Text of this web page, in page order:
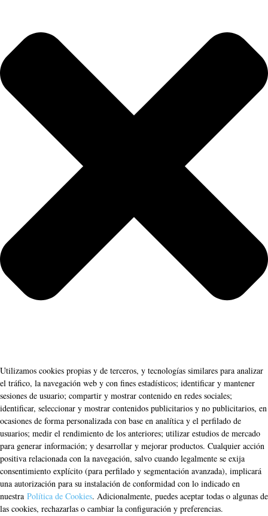
Utilizamos cookies propias y de terceros, y tecnologías similares para analizar
el tráfico, la navegación web y con fines estadísticos; identificar y mantener
sesiones de usuario; compartir y mostrar contenido en redes sociales;
identificar, seleccionar y mostrar contenidos publicitarios y no publicitarios, en
ocasiones de forma personalizada con base en analítica y el perfilado de
usuarios; medir el rendimiento de los anteriores; utilizar estudios de mercado
para generar información; y desarrollar y mejorar productos. Cualquier acción
positiva relacionada con la navegación, salvo cuando legalmente se exija
consentimiento explícito (para perfilado y segmentación avanzada), implicará
una autorización para su instalación de conformidad con lo indicado en
nuestra Política de Cookies. Adicionalmente, puedes aceptar todas o algunas de
las cookies, rechazarlas o cambiar la configuración y preferencias.